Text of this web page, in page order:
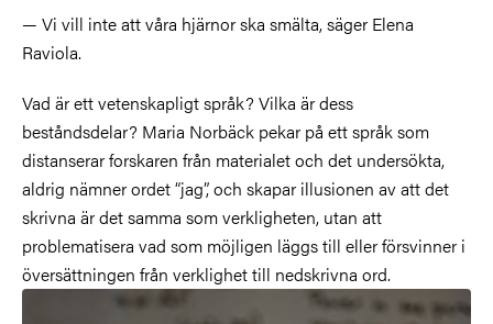
— Vi vill inte att våra hjärnor ska smälta, säger Elena
Raviola.
Vad är ett vetenskapligt språk? Vilka är dess
beståndsdelar? Maria Norbäck pekar på ett språk som
distanserar forskaren från materialet och det undersökta,
aldrig nämner ordet “jag”, och skapar illusionen av att det
skrivna är det samma som verkligheten, utan att
problematisera vad som möjligen läggs till eller försvinner i
översättningen från verklighet till nedskrivna ord.